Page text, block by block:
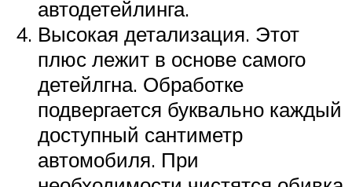
автодетейлинга.
Высокая детализация. Этот
плюс лежит в основе самого
детейлгна. Обработке
подвергается буквально каждый
доступный сантиметр
автомобиля. При